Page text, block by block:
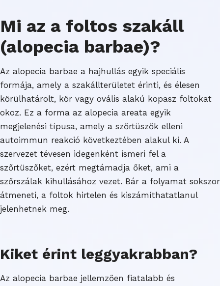
Mi az a foltos szakáll
(alopecia barbae)?
Az alopecia barbae a hajhullás egyik speciális
formája, amely a szakállterületet érinti, és élesen
körülhatárolt, kör vagy ovális alakú kopasz foltokat
okoz. Ez a forma az alopecia areata egyik
megjelenési típusa, amely a szőrtüszők elleni
autoimmun reakció következtében alakul ki. A
szervezet tévesen idegenként ismeri fel a
szőrtüszőket, ezért megtámadja őket, ami a
szőrszálak kihullásához vezet. Bár a folyamat sokszor
átmeneti, a foltok hirtelen és kiszámíthatatlanul
jelenhetnek meg.
Kiket érint leggyakrabban?
Az alopecia barbae jellemzően fiatalabb és